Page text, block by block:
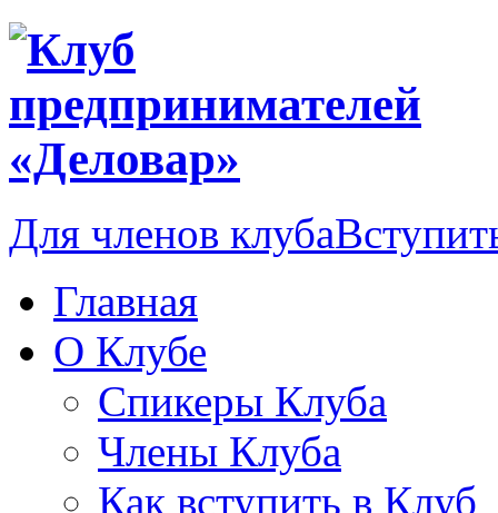
Для членов клуба
Главная
О Клубе
Спикеры Клуба
Члены Клуба
Как вступить в Клуб